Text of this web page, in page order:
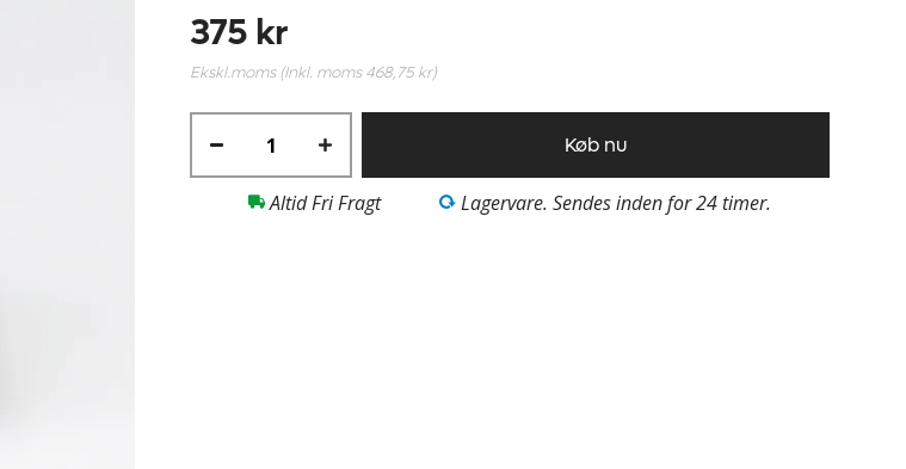
375 kr
Ekskl.moms (Inkl. moms468,75 kr)
Køb nu
Altid Fri Fragt Lagervare. Sendes inden for 24 timer.